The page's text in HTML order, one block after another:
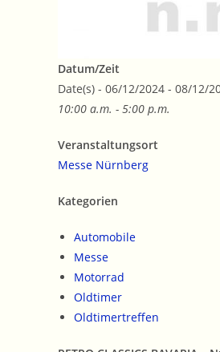
Datum/Zeit
Date(s) - 06/12/2024 - 08/12/
10:00 a.m. - 5:00 p.m.
Veranstaltungsort
Messe Nürnberg
Kategorien
Automobile
Messe
Motorrad
Oldtimer
Oldtimertreffen